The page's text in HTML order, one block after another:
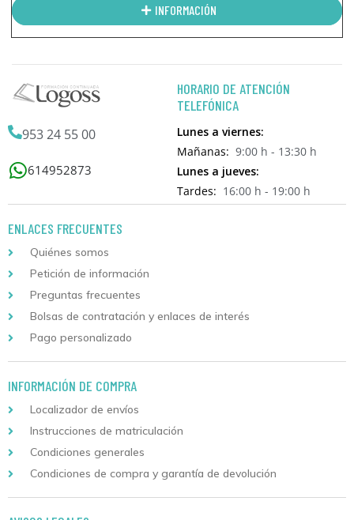
INFORMACIÓN
953 24 55 00
614952873
HORARIO DE ATENCIÓN
TELEFÓNICA
Lunes a viernes:
Mañanas: 9:00 h - 13:30 h
Lunes a jueves:
Tardes: 16:00 h - 19:00 h
ENLACES FRECUENTES
Quiénes somos
Petición de información
Preguntas frecuentes
Bolsas de contratación y enlaces de interés
Pago personalizado
INFORMACIÓN DE COMPRA
Localizador de envíos
Instrucciones de matriculación
Condiciones generales
Condiciones de compra y garantía de devolución